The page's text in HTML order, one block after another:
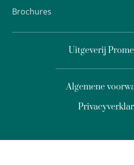
Brochures
Uitgeverij
Algemene